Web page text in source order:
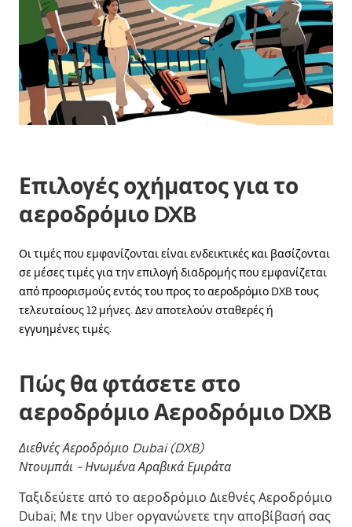
μετακινηθείτε
στο
ημερολόγιο
και
να
επιλέξετε
μια
πλήκτρο
escape
να
το
ημερολόγιο.
Επιλογές οχήματος για το
αεροδρόμιο DXB
Οι τιμές που εμφανίζονται είναι ενδεικτικές και βασίζονται
σε μέσες τιμές για την επιλογή διαδρομής που εμφανίζεται
από προορισμούς εντός του προς το αεροδρόμιο DXB τους
τελευταίους 12 μήνες. Δεν αποτελούν σταθερές ή
εγγυημένες τιμές.
Πώς θα φτάσετε στο
αεροδρόμιο Αεροδρόμιο DXB
Διεθνές Αεροδρόμιο Dubai (DXB)
Ντουμπάι - Ηνωμένα Αραβικά Εμιράτα
Ταξιδεύετε από το αεροδρόμιο Διεθνές Αεροδρόμιο
Dubai; Με την Uber οργανώνετε την αποβίβασή σας